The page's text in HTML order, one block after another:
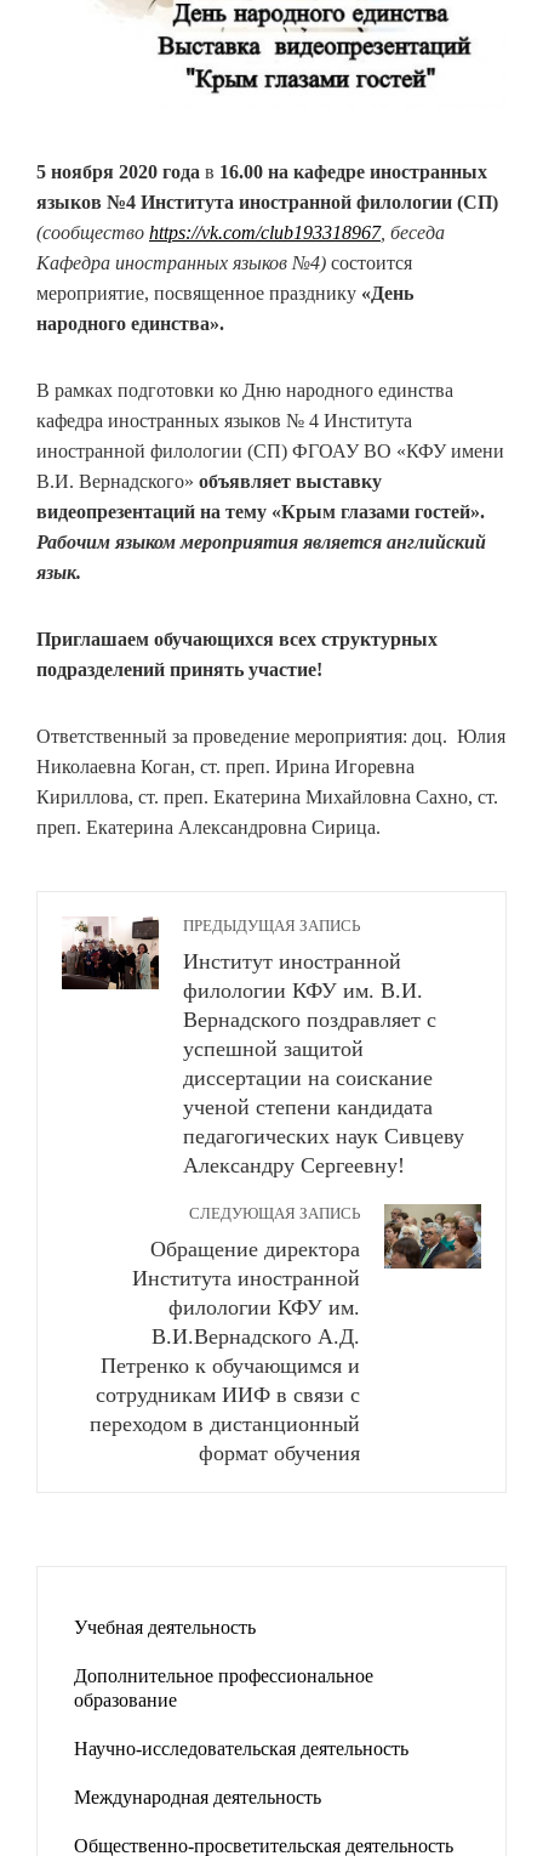
5 ноября 2020 года в 16.00 на кафедре иностранных
языков №4 Института иностранной филологии (СП)
(сообщество https://vk.com/club193318967, беседа
Кафедра иностранных языков №4) состоится
мероприятие, посвященное празднику «День
народного единства».
В рамках подготовки ко Дню народного единства
кафедра иностранных языков № 4 Института
иностранной филологии (СП) ФГОАУ ВО «КФУ имени
В.И. Вернадского» объявляет выставку
видеопрезентаций на тему «Крым глазами гостей».
Рабочим языком мероприятия является английский
язык.
Приглашаем обучающихся всех структурных
подразделений принять участие!
Ответственный за проведение мероприятия: доц. Юлия
Николаевна Коган, ст. преп. Ирина Игоревна
Кириллова, ст. преп. Екатерина Михайловна Сахно, ст.
преп. Екатерина Александровна Сирица.
ПРЕДЫДУЩАЯ ЗАПИСЬ
Институт иностранной
филологии КФУ им. В.И.
Вернадского поздравляет с
успешной защитой
диссертации на соискание
ученой степени кандидата
педагогических наук Сивцеву
Александру Сергеевну!
СЛЕДУЮЩАЯ ЗАПИСЬ
Обращение директора
Института иностранной
филологии КФУ им.
В.И.Вернадского А.Д.
Петренко к обучающимся и
сотрудникам ИИФ в связи с
переходом в дистанционный
формат обучения
Учебная деятельность
Дополнительное профессиональное
образование
Научно-исследовательская деятельность
Международная деятельность
Общественно-просветительская деятельность